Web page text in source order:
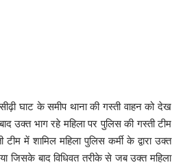
घाट के समीप थाना की गस्ती वाहन को देख
उक्त भाग रहे महिला पर पुलिस की गस्ती टीम
में शामिल महिला पुलिस कर्मी के द्वारा उक्त
जिसके बाद विधिवत तरीके से जब उक्त महिला